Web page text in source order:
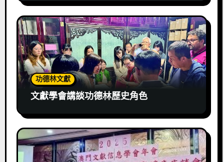
功德林文獻
文獻學會講談功德林歷史角色